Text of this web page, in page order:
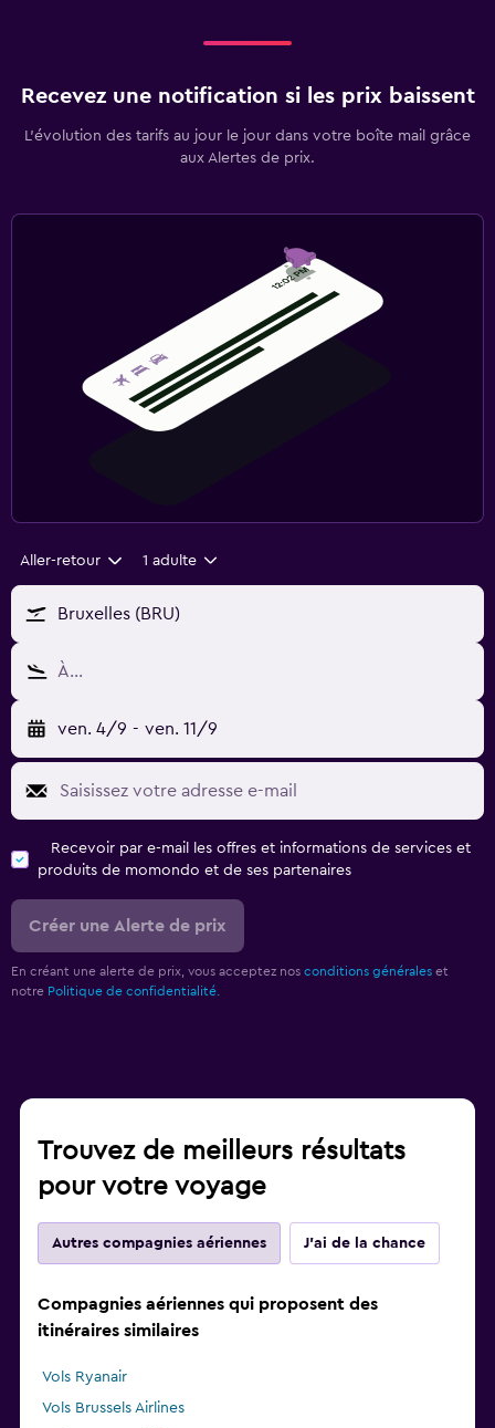
Recevez une notification si les prix baissent
L’évolution des tarifs au jour le jour dans votre boîte mail grâce
aux Alertes de prix.
Aller-retour 1 adulte
Bruxelles (BRU)
À…
ven. 4/9 - ven. 11/9
Recevoir par e-mail les offres et informations de services et
produits de momondo et de ses partenaires
Créer une Alerte de prix
En créant une alerte de prix, vous acceptez nos conditions générales et
notre Politique de confidentialité.
Trouvez de meilleurs résultats
pour votre voyage
Autres compagnies aériennes J'ai de la chance
Compagnies aériennes qui proposent des
itinéraires similaires
Vols Ryanair
Vols Brussels Airlines